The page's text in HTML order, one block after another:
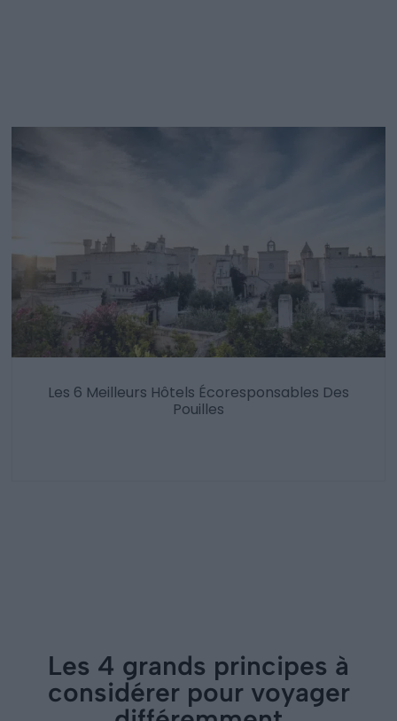
Les 6 Meilleurs Hôtels Écoresponsables Des
Pouilles
Les 4 grands principes à
considérer pour voyager